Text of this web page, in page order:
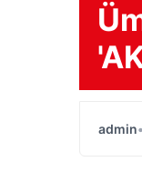
admin•